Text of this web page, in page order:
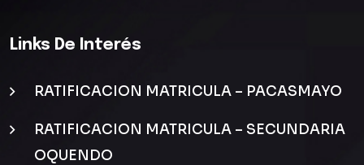
Links De Interés
RATIFICACION MATRICULA – PACASMAYO
RATIFICACION MATRICULA – SECUNDARIA
OQUENDO